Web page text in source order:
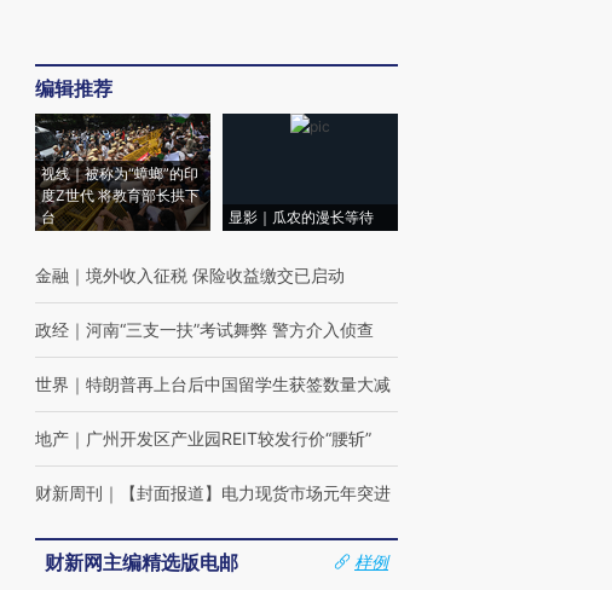
编辑推荐
视线｜被称为“蟑螂”的印
度Z世代 将教育部长拱下
台
显影｜瓜农的漫长等待
金融 ｜ 境外收入征税 保险收益缴交已启动
政经 ｜ 河南“三支一扶”考试舞弊 警方介入侦查
世界 ｜ 特朗普再上台后中国留学生获签数量大减
地产 ｜ 广州开发区产业园REIT较发行价“腰斩”
财新周刊 ｜ 【封面报道】电力现货市场元年突进
财新网主编精选版电邮
样例